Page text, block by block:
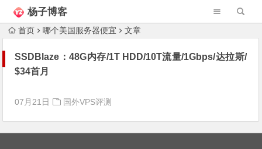
杨子博客
首页 哪个美国服务器便宜 文章
SSDBlaze：48G内存/1T HDD/10T流量/1Gbps/达拉斯/
$34首月
07月21日 国外VPS评测